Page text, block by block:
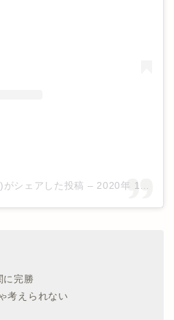
シェアした投稿 – 2020年 1月月26日午前12時37分PST
に完勝
考えられない